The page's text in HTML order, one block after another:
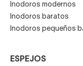
Inodoros modernos
Inodoros baratos
Inodoros pequeños
ESPEJOS